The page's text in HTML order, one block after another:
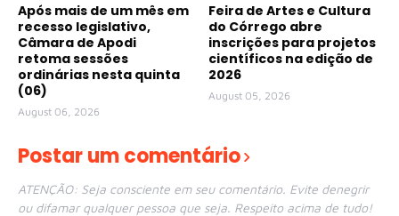
Após mais de um mês em
recesso legislativo,
Câmara de Apodi
retoma sessões
ordinárias nesta quinta
(06)
August 06, 2026
Feira de Artes e Cultura
do Córrego abre
inscrições para projetos
científicos na edição de
2026
August 05, 2026
Postar um comentário
ATENÇÃO: Seja consciente em seu comentário. Evite denegrir
ou difamar qualquer pessoa que seja. Respeito acima de tudo!